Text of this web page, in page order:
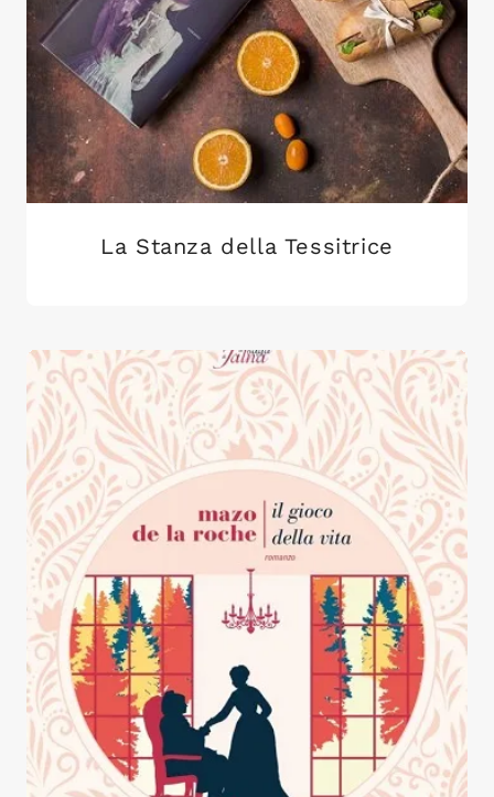
La Stanza della Tessitrice